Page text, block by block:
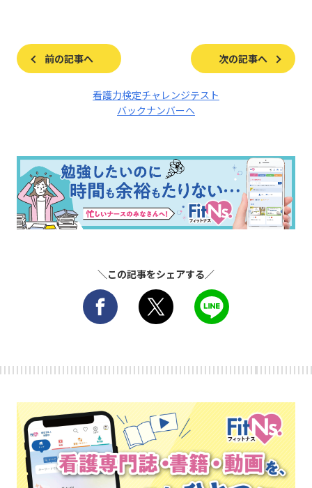
前の記事へ 次の記事へ
看護力検定チャレンジテスト
バックナンバーへ
＼この記事をシェアする／